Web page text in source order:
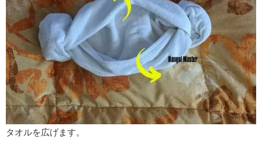
タオルを広げます。